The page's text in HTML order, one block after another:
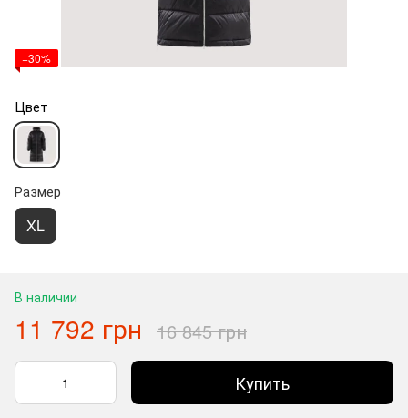
−30%
Цвет
Размер
XL
В наличии
11 792 грн 16 845 грн
Купить